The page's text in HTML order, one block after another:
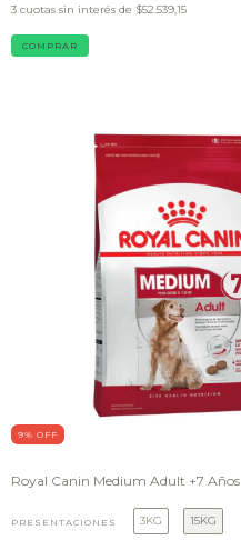
3 cuotas sin interés de $52.539,15
COMPRAR
9% OFF
Royal Canin Medium Adult +7 Años
PRESENTACIONES 3KG 15KG